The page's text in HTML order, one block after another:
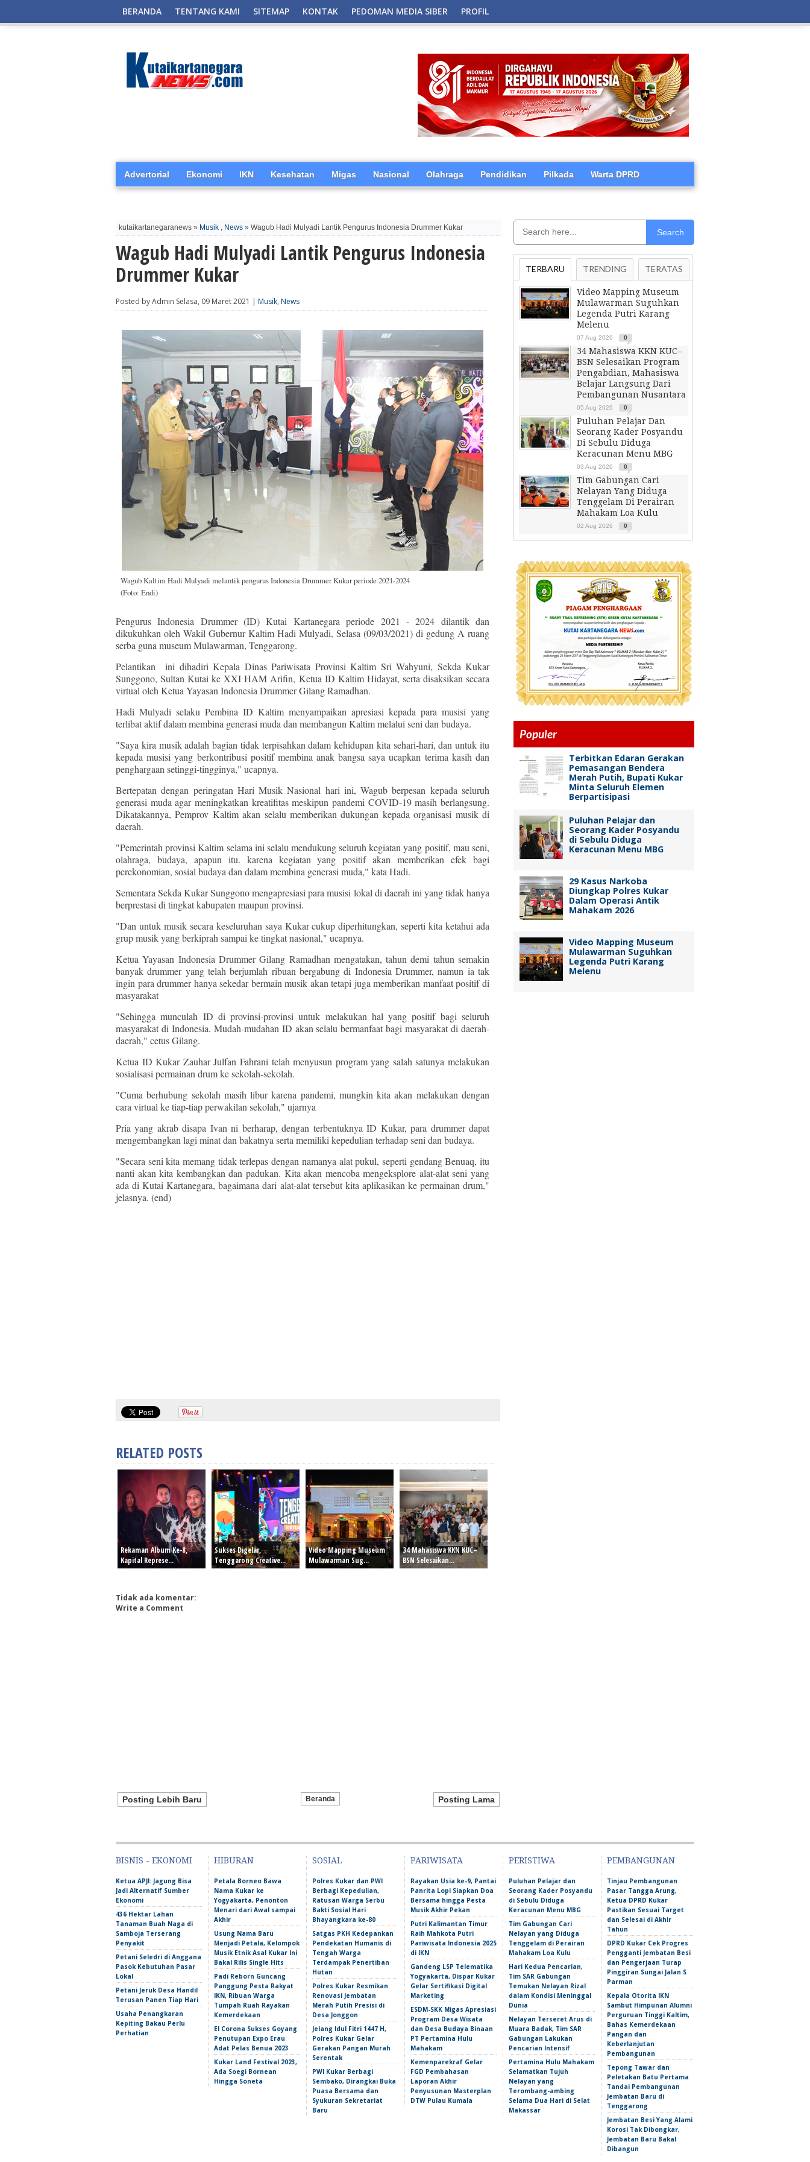
BERANDA TENTANG KAMI SITEMAP KONTAK PEDOMAN MEDIA SIBER PROFIL
Advertorial Ekonomi IKN Kesehatan Migas Nasional Olahraga Pendidikan Pilkada Warta DPRD
kutaikartanegaranews » Musik , News » Wagub Hadi Mulyadi Lantik Pengurus Indonesia Drummer Kukar
Wagub Hadi Mulyadi Lantik Pengurus Indonesia
Drummer Kukar
Posted by Admin Selasa, 09 Maret 2021 | Musik, News
Wagub Kaltim Hadi Mulyadi melantik pengurus Indonesia Drummer Kukar periode 2021-2024
(Foto: Endi)
Pengurus Indonesia Drummer (ID) Kutai Kartanegara periode 2021 - 2024 dilantik dan
dikukuhkan oleh Wakil Gubernur Kaltim Hadi Mulyadi, Selasa (09/03/2021) di gedung A ruang
serba guna museum Mulawarman, Tenggarong.
Pelantikan ini dihadiri Kepala Dinas Pariwisata Provinsi Kaltim Sri Wahyuni, Sekda Kukar
Sunggono, Sultan Kutai ke XXI HAM Arifin, Ketua ID Kaltim Hidayat, serta disaksikan secara
virtual oleh Ketua Yayasan Indonesia Drummer Gilang Ramadhan.
Hadi Mulyadi selaku Pembina ID Kaltim menyampaikan apresiasi kepada para musisi yang
terlibat aktif dalam membina generasi muda dan membangun Kaltim melalui seni dan budaya.
"Saya kira musik adalah bagian tidak terpisahkan dalam kehidupan kita sehari-hari, dan untuk itu
kepada musisi yang berkontribusi positif membina anak bangsa saya ucapkan terima kasih dan
penghargaan setinggi-tingginya," ucapnya.
Bertepatan dengan peringatan Hari Musik Nasional hari ini, Wagub berpesan kepada seluruh
generasi muda agar meningkatkan kreatifitas meskipun pandemi COVID-19 masih berlangsung.
Dikatakannya, Pemprov Kaltim akan selalu memberikan dukungan kepada organisasi musik di
daerah.
"Pemerintah provinsi Kaltim selama ini selalu mendukung seluruh kegiatan yang positif, mau seni,
olahraga, budaya, apapun itu. karena kegiatan yang positif akan memberikan efek bagi
perekonomian, sosial budaya dan dalam membina generasi muda," kata Hadi.
Sementara Sekda Kukar Sunggono mengapresiasi para musisi lokal di daerah ini yang tidak hanya
berprestasi di tingkat kabupaten maupun provinsi.
"Dan untuk musik secara keseluruhan saya Kukar cukup diperhitungkan, seperti kita ketahui ada
grup musik yang berkiprah sampai ke tingkat nasional," ucapnya.
Ketua Yayasan Indonesia Drummer Gilang Ramadhan mengatakan, tahun demi tahun semakin
banyak drummer yang telah berjumlah ribuan bergabung di Indonesia Drummer, namun ia tak
ingin para drummer hanya sekedar bermain musik akan tetapi juga memberikan manfaat positif di
masyarakat
"Sehingga munculah ID di provinsi-provinsi untuk melakukan hal yang positif bagi seluruh
masyarakat di Indonesia. Mudah-mudahan ID akan selalu bermanfaat bagi masyarakat di daerah-
daerah," cetus Gilang.
Ketua ID Kukar Zauhar Julfan Fahrani telah menyusun program yang salah satunya melakukan
sosialisasi permainan drum ke sekolah-sekolah.
"Cuma berhubung sekolah masih libur karena pandemi, mungkin kita akan melakukan dengan
cara virtual ke tiap-tiap perwakilan sekolah," ujarnya
Pria yang akrab disapa Ivan ni berharap, dengan terbentuknya ID Kukar, para drummer dapat
mengembangkan lagi minat dan bakatnya serta memiliki kepedulian terhadap seni dan budaya.
"Secara seni kita memang tidak terlepas dengan namanya alat pukul, seperti gendang Benuaq, itu
nanti akan kita kembangkan dan padukan. Kita akan mencoba mengeksplore alat-alat seni yang
ada di Kutai Kartanegara, bagaimana dari alat-alat tersebut kita aplikasikan ke permainan drum,"
jelasnya. (end)
RELATED POSTS
Rekaman Album Ke-8,
Kapital Represe...
Sukses Digelar,
Tenggarong Creative...
Video Mapping Museum
Mulawarman Sug...
34 Mahasiswa KKN KUC–
BSN Selesaikan...
Tidak ada komentar:
Write a Comment
Posting Lebih Baru Posting Lama
Beranda
Search
TERBARU TRENDING TERATAS
Video Mapping Museum
Mulawarman Suguhkan
Legenda Putri Karang
Melenu
07 Aug 2026 0
34 Mahasiswa KKN KUC–
BSN Selesaikan Program
Pengabdian, Mahasiswa
Belajar Langsung Dari
Pembangunan Nusantara
05 Aug 2026 0
Puluhan Pelajar Dan
Seorang Kader Posyandu
Di Sebulu Diduga
Keracunan Menu MBG
03 Aug 2026 0
Tim Gabungan Cari
Nelayan Yang Diduga
Tenggelam Di Perairan
Mahakam Loa Kulu
02 Aug 2026 0
Populer
Terbitkan Edaran Gerakan
Pemasangan Bendera
Merah Putih, Bupati Kukar
Minta Seluruh Elemen
Berpartisipasi
Puluhan Pelajar dan
Seorang Kader Posyandu
di Sebulu Diduga
Keracunan Menu MBG
29 Kasus Narkoba
Diungkap Polres Kukar
Dalam Operasi Antik
Mahakam 2026
Video Mapping Museum
Mulawarman Suguhkan
Legenda Putri Karang
Melenu
BISNIS - EKONOMI
Ketua APJI: Jagung Bisa
Jadi Alternatif Sumber
Ekonomi
436 Hektar Lahan
Tanaman Buah Naga di
Samboja Terserang
Penyakit
Petani Seledri di Anggana
Pasok Kebutuhan Pasar
Lokal
Petani Jeruk Desa Handil
Terusan Panen Tiap Hari
Usaha Penangkaran
Kepiting Bakau Perlu
Perhatian
HIBURAN
Petala Borneo Bawa
Nama Kukar ke
Yogyakarta, Penonton
Menari dari Awal sampai
Akhir
Usung Nama Baru
Menjadi Petala, Kelompok
Musik Etnik Asal Kukar Ini
Bakal Rilis Single Hits
Padi Reborn Guncang
Panggung Pesta Rakyat
IKN, Ribuan Warga
Tumpah Ruah Rayakan
Kemerdekaan
El Corona Sukses Goyang
Penutupan Expo Erau
Adat Pelas Benua 2023
Kukar Land Festival 2023,
Ada Soegi Bornean
Hingga Soneta
SOSIAL
Polres Kukar dan PWI
Berbagi Kepedulian,
Ratusan Warga Serbu
Bakti Sosial Hari
Bhayangkara ke-80
Satgas PKH Kedepankan
Pendekatan Humanis di
Tengah Warga
Terdampak Penertiban
Hutan
Polres Kukar Resmikan
Renovasi Jembatan
Merah Putih Presisi di
Desa Jonggon
Jelang Idul Fitri 1447 H,
Polres Kukar Gelar
Gerakan Pangan Murah
Serentak
PWI Kukar Berbagi
Sembako, Dirangkai Buka
Puasa Bersama dan
Syukuran Sekretariat
Baru
PARIWISATA
Rayakan Usia ke-9, Pantai
Panrita Lopi Siapkan Doa
Bersama hingga Pesta
Musik Akhir Pekan
Putri Kalimantan Timur
Raih Mahkota Putri
Pariwisata Indonesia 2025
di IKN
Gandeng LSP Telematika
Yogyakarta, Dispar Kukar
Gelar Sertifikasi Digital
Marketing
ESDM-SKK Migas Apresiasi
Program Desa Wisata
dan Desa Budaya Binaan
PT Pertamina Hulu
Mahakam
Kemenparekraf Gelar
FGD Pembahasan
Laporan Akhir
Penyusunan Masterplan
DTW Pulau Kumala
PERISTIWA
Puluhan Pelajar dan
Seorang Kader Posyandu
di Sebulu Diduga
Keracunan Menu MBG
Tim Gabungan Cari
Nelayan yang Diduga
Tenggelam di Perairan
Mahakam Loa Kulu
Hari Kedua Pencarian,
Tim SAR Gabungan
Temukan Nelayan Rizal
dalam Kondisi Meninggal
Dunia
Nelayan Terseret Arus di
Muara Badak, Tim SAR
Gabungan Lakukan
Pencarian Intensif
Pertamina Hulu Mahakam
Selamatkan Tujuh
Nelayan yang
Terombang-ambing
Selama Dua Hari di Selat
Makassar
PEMBANGUNAN
Tinjau Pembangunan
Pasar Tangga Arung,
Ketua DPRD Kukar
Pastikan Sesuai Target
dan Selesai di Akhir
Tahun
DPRD Kukar Cek Progres
Pengganti Jembatan Besi
dan Pengerjaan Turap
Pinggiran Sungai Jalan S
Parman
Kepala Otorita IKN
Sambut Himpunan Alumni
Perguruan Tinggi Kaltim,
Bahas Kemerdekaan
Pangan dan
Keberlanjutan
Pembangunan
Tepong Tawar dan
Peletakan Batu Pertama
Tandai Pembangunan
Jembatan Baru di
Tenggarong
Jembatan Besi Yang Alami
Korosi Tak Dibongkar,
Jembatan Baru Bakal
Dibangun